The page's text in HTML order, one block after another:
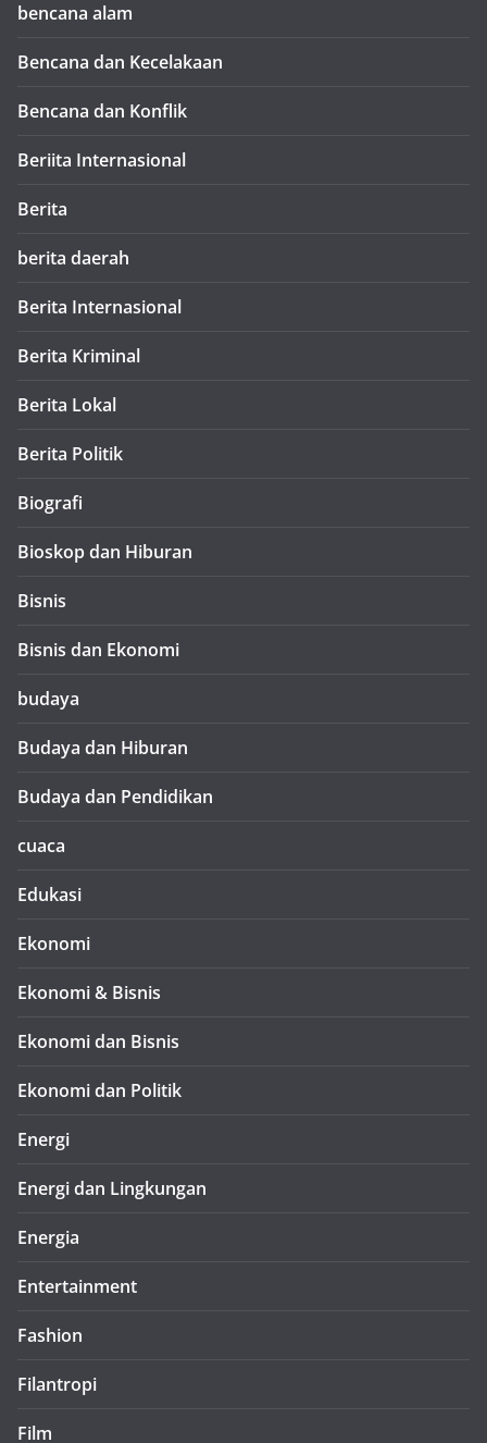
bencana alam
Bencana dan Kecelakaan
Bencana dan Konflik
Beriita Internasional
Berita
berita daerah
Berita Internasional
Berita Kriminal
Berita Lokal
Berita Politik
Biografi
Bioskop dan Hiburan
Bisnis
Bisnis dan Ekonomi
budaya
Budaya dan Hiburan
Budaya dan Pendidikan
cuaca
Edukasi
Ekonomi
Ekonomi & Bisnis
Ekonomi dan Bisnis
Ekonomi dan Politik
Energi
Energi dan Lingkungan
Energia
Entertainment
Fashion
Filantropi
Film